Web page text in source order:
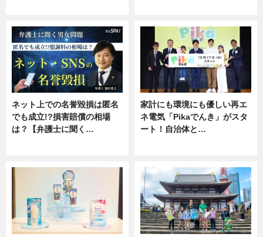
ネット上での名誉毀損は匿名
でも成立!?損害賠償の相場
は？【弁護士に聞く…
家計にも環境にも優しい再エ
ネ電気「Pikaでんき」がスタ
ート！自治体と…